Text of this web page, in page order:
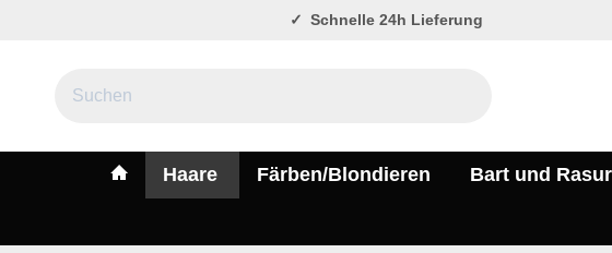
Schnelle 24h Lieferung
#custom.linkHome#
Haare Färben/Blondieren Bart und Rasur